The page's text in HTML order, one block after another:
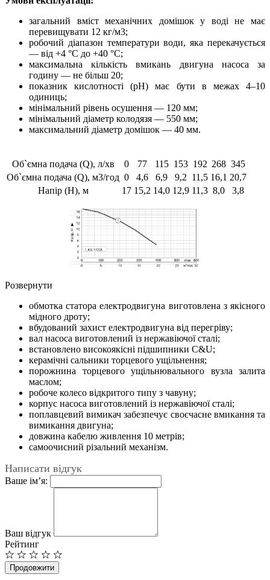
загальний вміст механічних домішок у воді не має
перевищувати 12 кг/м3;
робочий діапазон температури води, яка перекачується
— від +4 °С до +40 °С;
максимальна кількість вмикань двигуна насоса за
годину — не більш 20;
показник кислотності (pH) має бути в межах 4–10
одиниць;
мінімальний рівень осушення — 120 мм;
мінімальний діаметр колодязя — 550 мм;
максимальний діаметр домішок — 40 мм.
Об`ємна подача (Q), л/хв 0 77 115 153 192 268 345
Об`ємна подача (Q), м3/год 0 4,6 6,9 9,2 11,5 16,1 20,7
Напір (Н), м
17 15,2 14,0 12,9 11,3 8,0 3,8
Розвернути
обмотка статора електродвигуна виготовлена з якісного
мідного дроту;
вбудований захист електродвигуна від перегріву;
вал насоса виготовлений із нержавіючої сталі;
встановлено високоякісні підшипники С&U;
керамічні сальники торцевого ущільнення;
порожнина торцевого ущільнювального вузла залита
маслом;
робоче колесо відкритого типу з чавуну;
корпус насоса виготовлений із нержавіючої сталі;
поплавцевий вимикач забезпечує своєчасне вмикання та
вимикання двигуна;
довжина кабелю живлення 10 метрів;
самоочисний різальний механізм.
Написати відгук
Ваше ім’я:
Ваш відгук
Рейтинг
Продовжити